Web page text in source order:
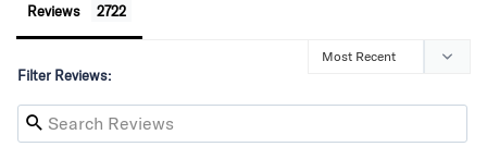
Reviews
Filter Reviews: